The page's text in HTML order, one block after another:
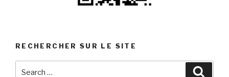
RECHERCHER SUR LE SITE